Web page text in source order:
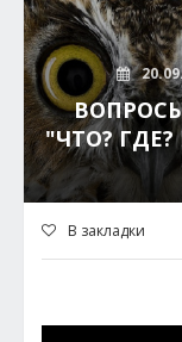
"ЧТО?
В закладки